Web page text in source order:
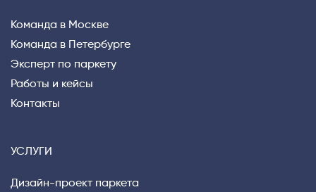
Команда в Москве
Команда в Петербурге
Эксперт по паркету
Работы и кейсы
Контакты
УСЛУГИ
Дизайн-проект паркета